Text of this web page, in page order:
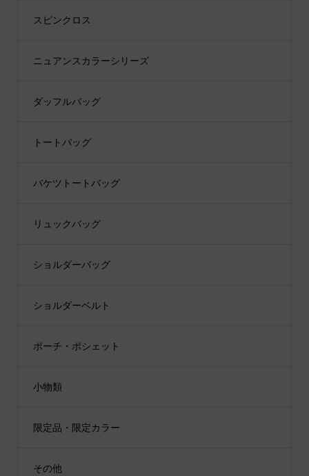
スピンクロス
ニュアンスカラーシリーズ
ダッフルバッグ
トートバッグ
バケツトートバッグ
リュックバッグ
ショルダーバッグ
ショルダーベルト
ポーチ・ポシェット
小物類
限定品・限定カラー
その他